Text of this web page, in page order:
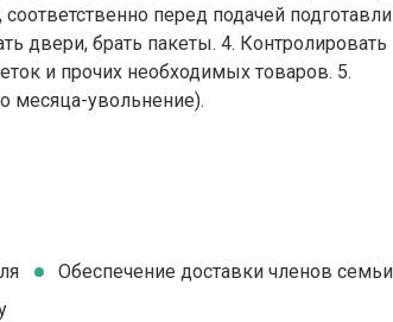
перед подачей
двери, брать пакеты. 4. Контролировать
и прочих необходимых товаров. 5.
месяца-увольнение).
Обеспечение доставки членов семьи